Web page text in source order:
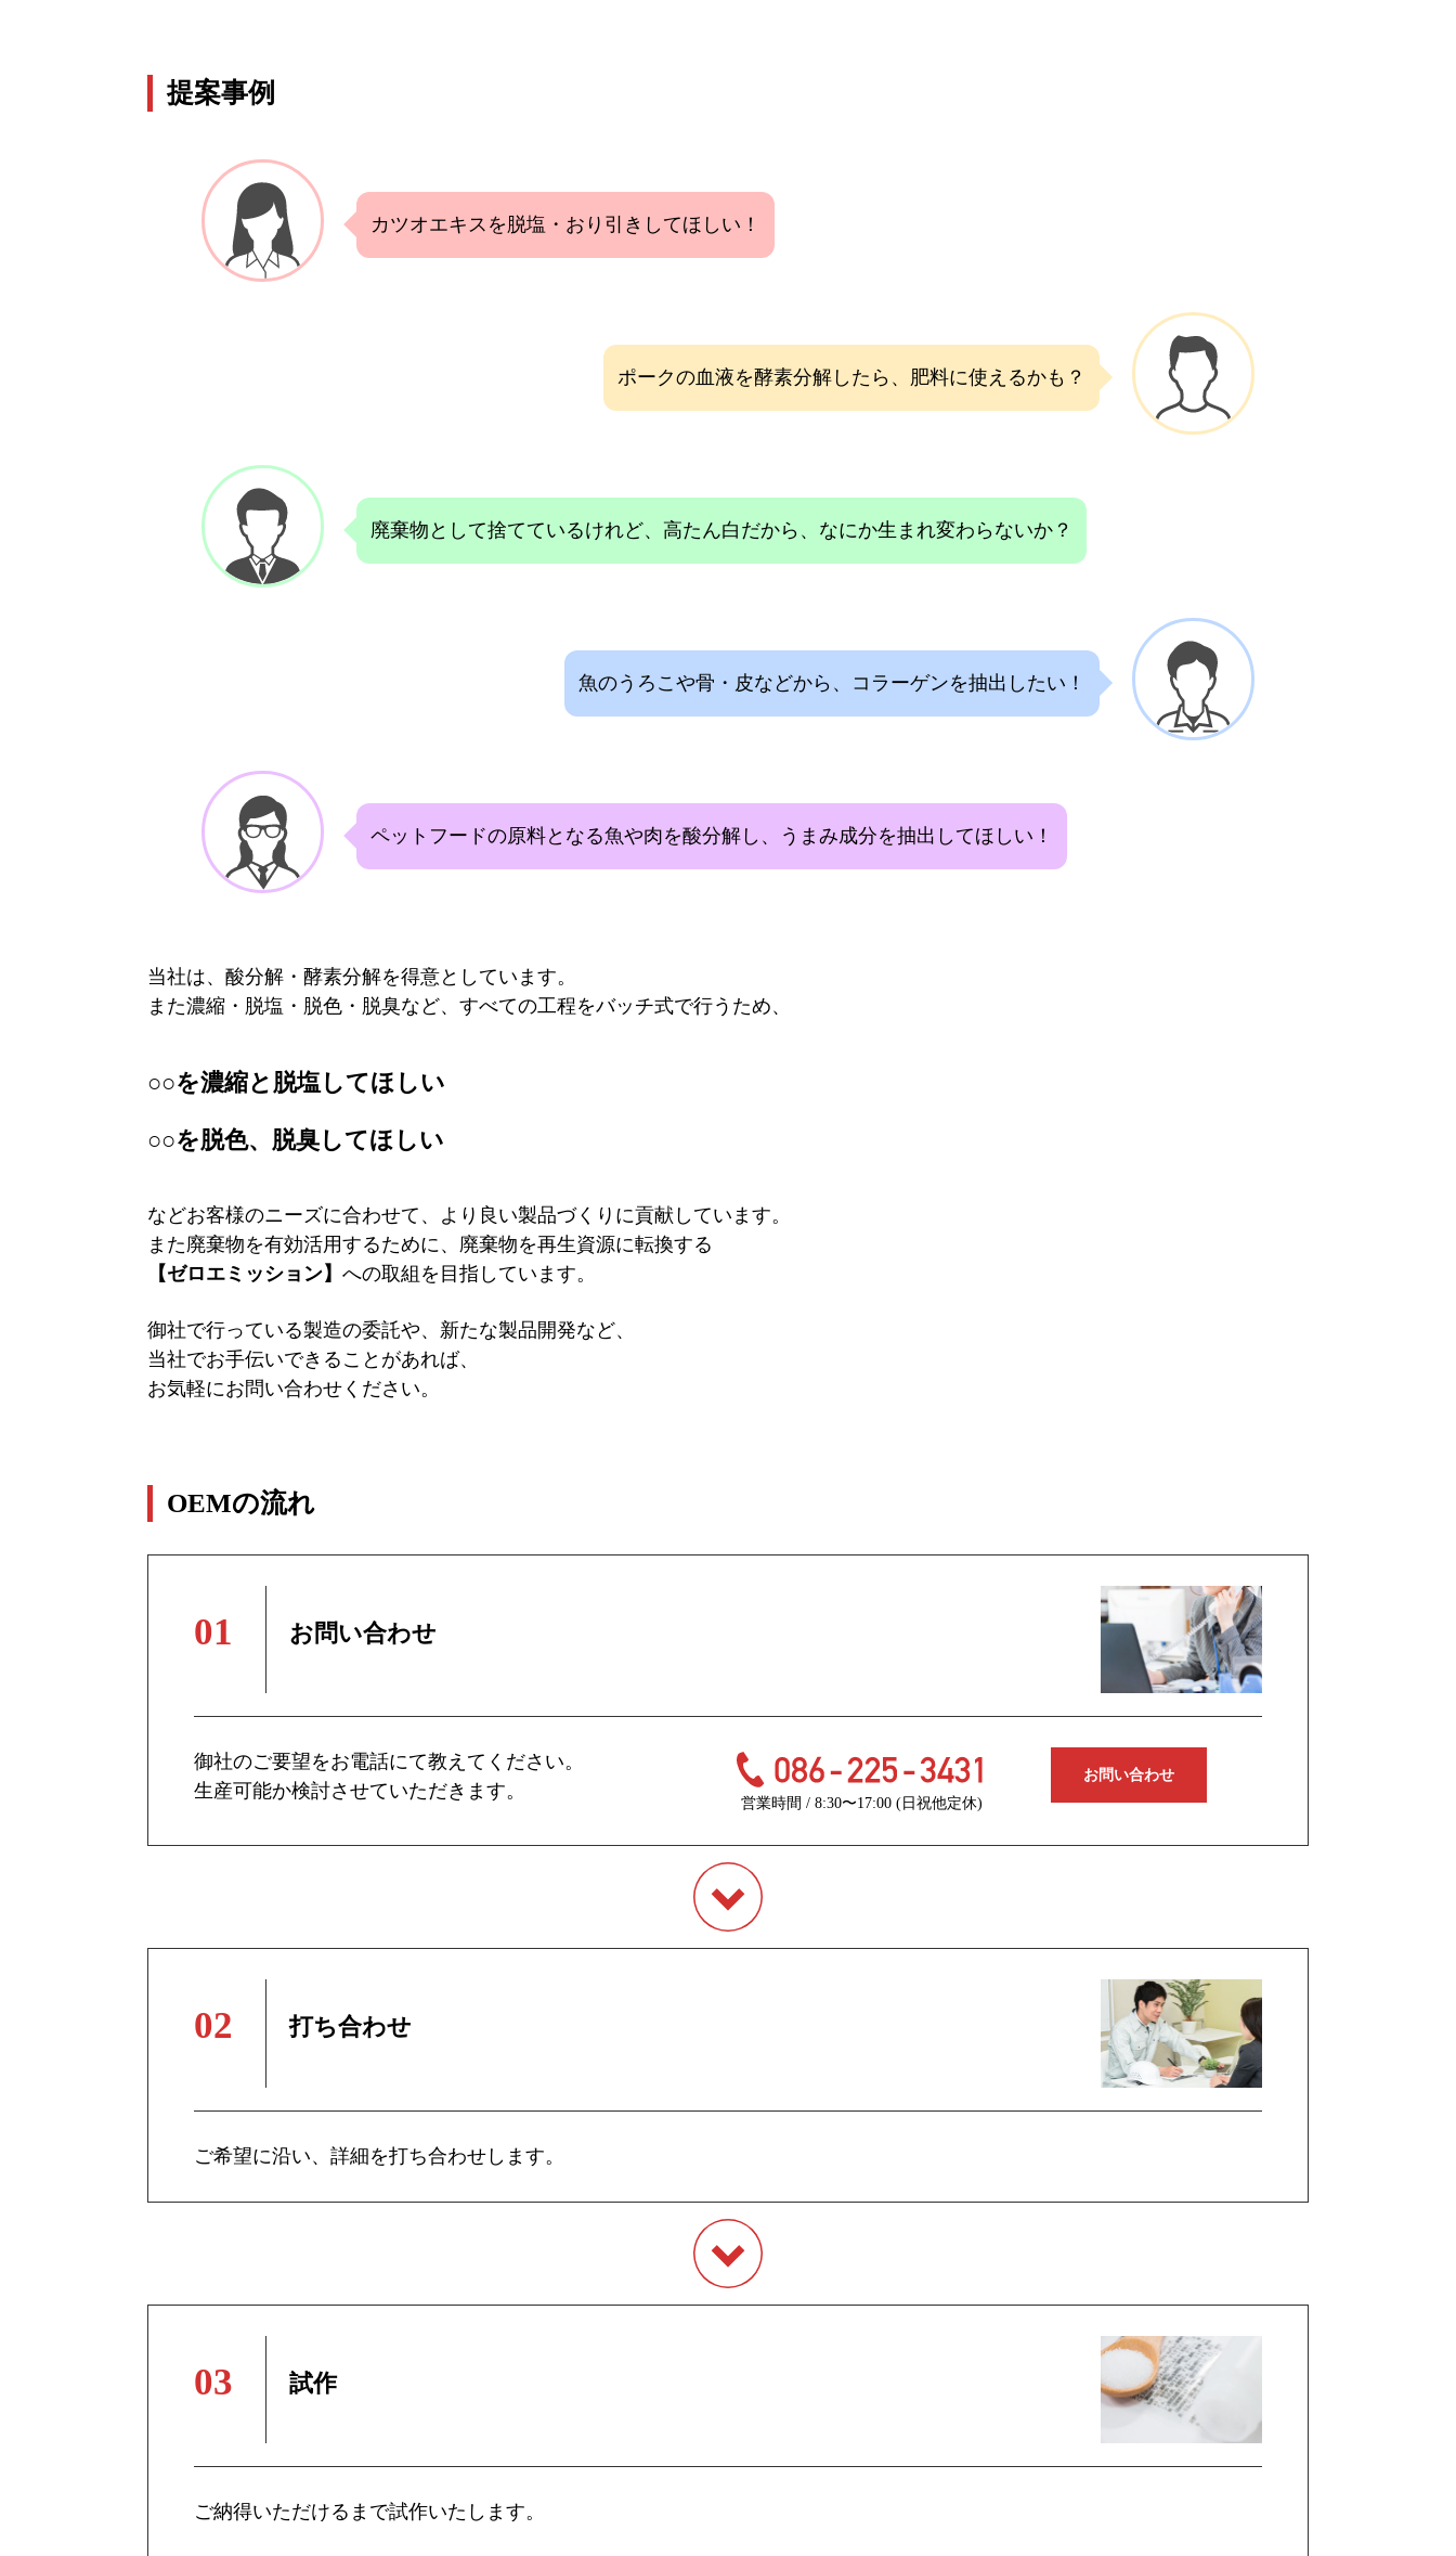
提案事例
カツオエキスを脱塩・おり引きしてほしい！
ポークの血液を酵素分解したら、肥料に使えるかも？
廃棄物として捨てているけれど、高たん白だから、なにか生まれ変わらないか？
魚のうろこや骨・皮などから、コラーゲンを抽出したい！
ペットフードの原料となる魚や肉を酸分解し、うまみ成分を抽出してほしい！
当社は、酸分解・酵素分解を得意としています。
また濃縮・脱塩・脱色・脱臭など、すべての工程をバッチ式で行うため、
○○を濃縮と脱塩してほしい
○○を脱色、脱臭してほしい
などお客様のニーズに合わせて、より良い製品づくりに貢献しています。
また廃棄物を有効活用するために、廃棄物を再生資源に転換する
【ゼロエミッション】 への取組を目指しています。
御社で行っている製造の委託や、新たな製品開発など、
当社でお手伝いできることがあれば、
お気軽にお問い合わせください。
OEMの流れ
お問い合わせ
御社のご要望をお電話にて教えてください。
生産可能か検討させていただきます。
営業時間 / 8:30〜17:00 (日祝他定休)
お問い合わせ
打ち合わせ
ご希望に沿い、詳細を打ち合わせします。
試作
ご納得いただけるまで試作いたします。